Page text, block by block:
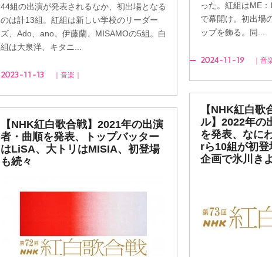
った。紅組はME
で幕開け。初出場
ップを飾る。同...
2024-11-19 ｜音
44組の出演が発表されるなか、初出場となる
のは計13組。紅組は新しい学校のリーダー
ズ、Ado、ano、伊藤蘭、MISAMOの5組。白
組は大泉洋、キタニ...
2023-11-13 ｜音楽｜
【NHK紅白歌
ル】2022年の
を発表、なに
rら10組が初登
企画で氷川き
【NHK紅白歌合戦】2021年の出演
者・曲順を発表、トップバッター
はLiSA、大トリはMISIA、初登場
も続々